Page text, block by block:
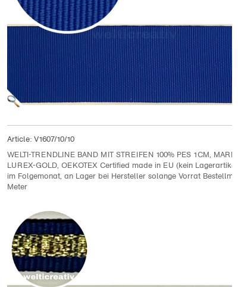
Article: V1607/10/10
WELTI-TRENDLINE BAND MIT STREIFEN 100% PES 1CM,
LUREX-GOLD, OEKOTEX Certified made in EU (kein
im Folgemonat, an Lager bei Hersteller solange Vorrat
Meter